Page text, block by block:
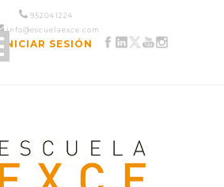
952 04 12 24
info@escuelaexce.com
INICIAR SESIÓN